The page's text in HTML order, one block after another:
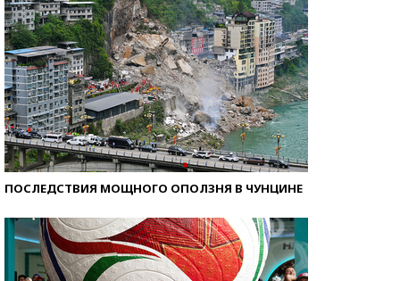
ПОСЛЕДСТВИЯ МОЩНОГО ОПОЛЗНЯ В ЧУНЦИНЕ